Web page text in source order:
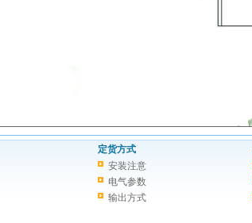
定货方式
安装注意
电气参数
输出方式